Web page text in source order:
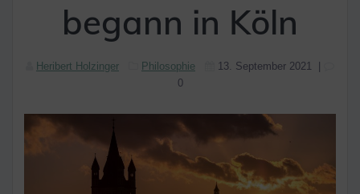
begann in Köln
Heribert Holzinger Philosophie 13. September 2021
0